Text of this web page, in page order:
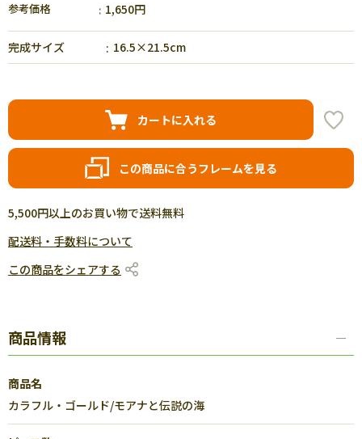
参考価格 1,650円
完成サイズ 16.5×21.5cm
カートに入れる
この商品に合うフレームを見る
5,500円以上のお買い物で送料無料
配送料・手数料について
この商品をシェアする
商品情報
商品名
カラフル・ゴールド/モアナと伝説の海